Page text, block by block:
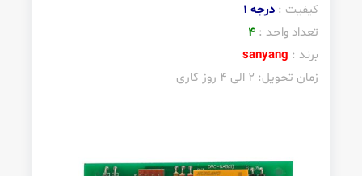
کیفیت : درجه 1
تعداد واحد : 4
برند :
زمان تحویل: 2 الی 4 روز کاری